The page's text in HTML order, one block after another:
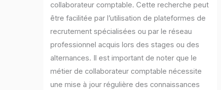
collaborateur comptable. Cette recherche peut
être facilitée par l’utilisation de plateformes de
recrutement spécialisées ou par le réseau
professionnel acquis lors des stages ou des
alternances. Il est important de noter que le
métier de collaborateur comptable nécessite
une mise à jour régulière des connaissances